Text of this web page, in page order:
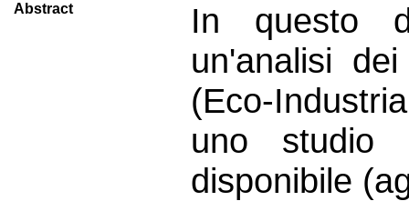
Abstract
In questo
un'analisi
(Eco-
uno studio
disponibile